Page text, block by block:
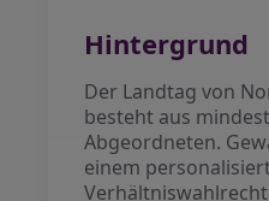
Hintergrund
Der Landtag von
besteht aus
Abgeordneten.
einem